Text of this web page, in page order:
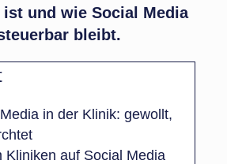
und wie Social Media
bleibt.
in der Klinik: gewollt,
Kliniken auf Social Media